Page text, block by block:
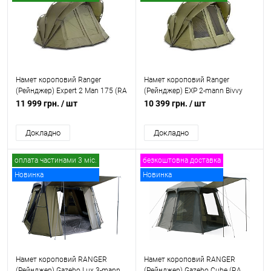
Намет короповий Ranger
(Рейнджер) Expert 2 Man 175 (RA
6644)
11 999 грн. / шт
Докладно
Намет короповий Ranger
(Рейнджер) EXP 2-mann Bivvy
(RA 6609)
10 399 грн. / шт
Докладно
оплата частинами 3 міс.
Новинка
безкоштовна доставка
Намет короповий RANGER
безкоштовна доставка
Новинка
Намет короповий RANGER